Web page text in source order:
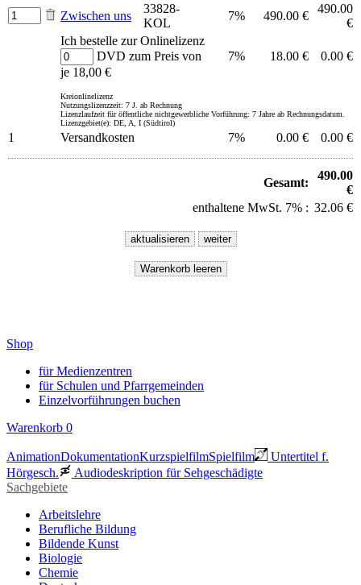
Zwischen uns
33828-
KOL
7% 490.00 €
490.00
€
Ich bestelle zur Onlinelizenz
DVD zum Preis von
je 18,00 €
7% 18.00 € 0.00 €
Kreionlinelizenz
Nutzungslizenzzeit: 7 J. ab Rechnung
Lizenzlaufzeit für öffentliche nichtgewerbliche Vorführung: 7 Jahre ab Rechnungsdatum.
Lizenzgebiet(e): DE, A, I (Südtirol)
1 Versandkosten 7% 0.00 € 0.00 €
Gesamt:
490.00
€
enthaltene MwSt. 7% : 32.06 €
Shop
für Medienzentren
für Schulen und Pfarrgemeinden
Einzelvorführungen buchen
Warenkorb 0
AnimationDokumentationKurzspielfilmSpielfilm
Untertitel f.
Hörgesch.
Audiodeskription für Sehgeschädigte
Sachgebiete
Arbeitslehre
Berufliche Bildung
Bildende Kunst
Biologie
Chemie